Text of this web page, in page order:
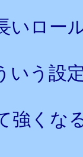
いロー
いう設
強く